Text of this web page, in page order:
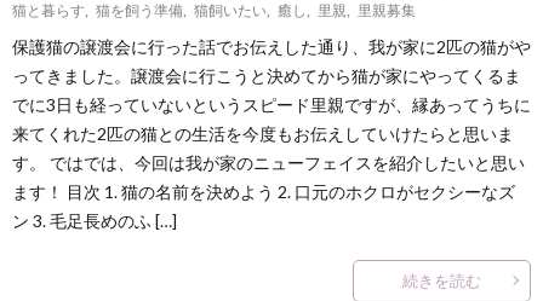
猫と暮らす
猫を飼う準備 猫飼いたい 癒し 里親 里親募集
保護猫の譲渡会に行った話でお伝えした通り、我が家に2匹の猫がや
ってきました。譲渡会に行こうと決めてから猫が家にやってくるま
でに3日も経っていないというスピード里親ですが、縁あってうちに
来てくれた2匹の猫との生活を今度もお伝えしていけたらと思いま
す。 ではでは、今回は我が家のニューフェイスを紹介したいと思い
ます！ 目次 1. 猫の名前を決めよう 2. 口元のホクロがセクシーなズ
ン 3. 毛足長めのふ […]
続きを読む